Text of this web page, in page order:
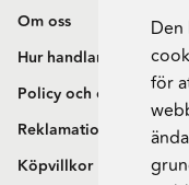
för
Om oss
Hur handlar jag?
Policy och cookies
Reklamation och retur
Köpvillkor